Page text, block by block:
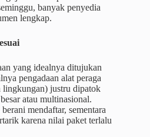
banyak penyedia
lengkap.
yang idealnya ditujukan
pengadaan alat peraga
lingkungan) justru dipatok
atau multinasional.
mendaftar, sementara
karena nilai paket terlalu